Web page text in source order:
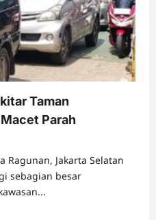
Taman
Parah
Ragunan, Jakarta Selatan
sebagian besar